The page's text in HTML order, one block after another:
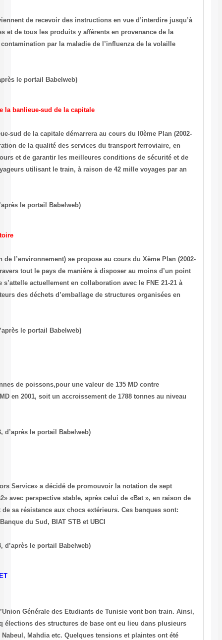
Les autorités portuaires de la Tunisie viennent de recevoir des
nouvel ordre, l’importation des volailles et de tous les produits y
Belgique. Cette mesure vise à éviter la contamination par la maladie
Transport : Electrification de la ligne de la banlieue-sud de la capitale
L’électrification de la ligne de la banlieue-sud de la capitale
2006). Ce projet contribuera à l’amélioration de la qualité des
permettant de réduire la durée du parcours et de garantir les
confort pour plus de 25 millions de voyageurs utilisant le train, à
Des points Ecolef à travers tout le territoire
L’Anpe (Agence nationale de protection de l’environnement) se
2006) d’implanter des points Ecolef à travers tout le pays de
Ecolef par commune. De même, l’Anpe s’attelle actuellement en
doter dans un proche avenir les collecteurs des déchets
En 2002, la Tunlsie a exporté 17.100 tonnes de poissons,pour une
respectivement 15,314 tonnes et 126,4 MD en 2001, soit un
L’agence de notation « Moody’s investors Service» a décidé de
banques tunisiennes au grade de «Baa2» avec perspective stable,
la stabilité de l’économie tunisienne et de sa résistance aux chocs
Amen Bank, ATB, Banque de Tunisie, Banque du Sud, BIAT STB et
Les préparatifs du 24ème Congrès de l’Union Générale des
la semaine dernière, pas moins de cinq élections des structures de
universités à l’intérieur du pays : Sfax, Nabeul, Mahdia etc.